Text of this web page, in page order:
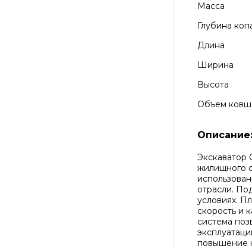
Масса
Глубина
Длина
Ширина
Высота
Объем
Описание:
Экскаватор
жилищного
отрасли.
условиях.
скорость и
система
повышение